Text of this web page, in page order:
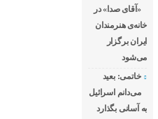
«آقای صدا» در
خانه‌ی هنرمندان
ایران برگزار
می‌شود
خاتمی: بعید
می‌دانم اسرائیل
به آسانی بگذارد